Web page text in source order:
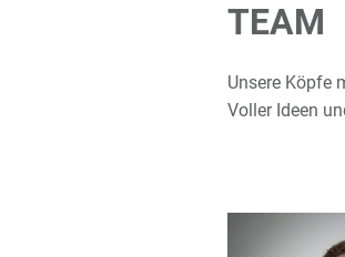
TEAM
Unsere Köpfe
Voller Ideen